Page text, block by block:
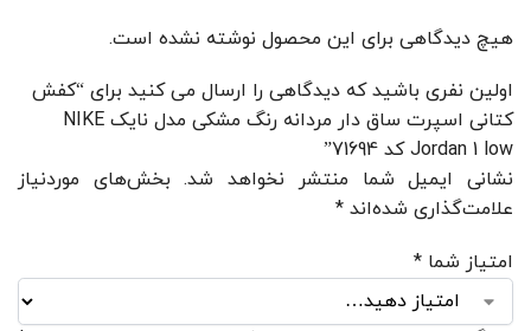
هیچ دیدگاهی برای این محصول نوشته نشده است.
اولین نفری باشید که دیدگاهی را ارسال می کنید برای “کفش
کتانی اسپرت ساق دار مردانه رنگ مشکی مدل نایک NIKE
Jordan 1 low کد 71694”
نشانی ایمیل شما منتشر نخواهد شد. بخش‌های موردنیاز
علامت‌گذاری شده‌اند *
امتیاز شما *